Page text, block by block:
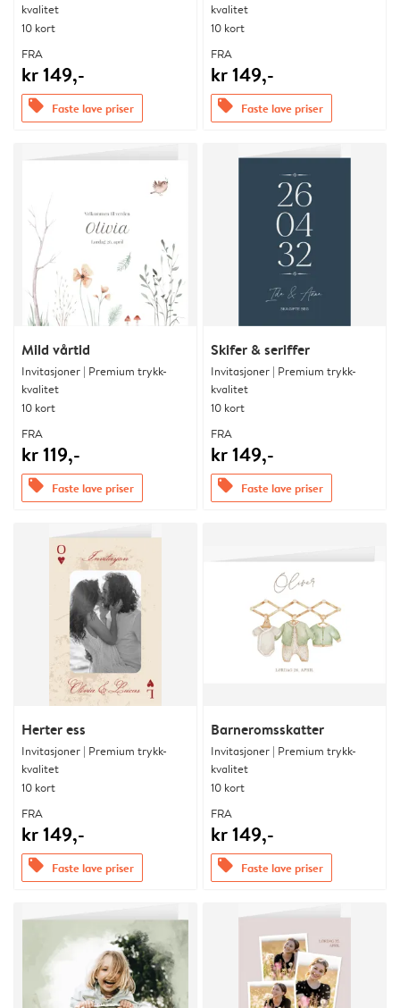
kvalitet
10 kort
FRA
kr 149,-
offers Faste lave priser
kvalitet
10 kort
FRA
kr 149,-
offers Faste lave priser
Mild vårtid
Invitasjoner | Premium trykk-
kvalitet
10 kort
FRA
kr 119,-
offers Faste lave priser
Skifer & seriffer
Invitasjoner | Premium trykk-
kvalitet
10 kort
FRA
kr 149,-
offers Faste lave priser
Herter ess
Invitasjoner | Premium trykk-
kvalitet
10 kort
FRA
kr 149,-
offers Faste lave priser
Barneromsskatter
Invitasjoner | Premium trykk-
kvalitet
10 kort
FRA
kr 149,-
offers Faste lave priser